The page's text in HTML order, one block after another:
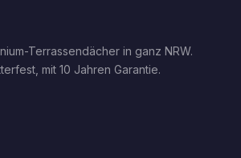
Terrassendächer in ganz NRW.
mit 10 Jahren Garantie.